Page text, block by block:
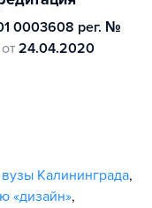
0003608 рег. №
от 24.04.2020
Калининграда,
«дизайн»,